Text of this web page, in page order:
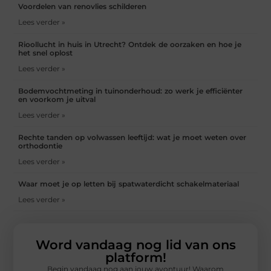
Voordelen van renovlies schilderen
Lees verder »
Rioollucht in huis in Utrecht? Ontdek de oorzaken en hoe je
het snel oplost
Lees verder »
Bodemvochtmeting in tuinonderhoud: zo werk je efficiënter
en voorkom je uitval
Lees verder »
Rechte tanden op volwassen leeftijd: wat je moet weten over
orthodontie
Lees verder »
Waar moet je op letten bij spatwaterdicht schakelmateriaal
Lees verder »
Word vandaag nog lid van ons
platform!
Begin vandaag nog aan jouw avontuur! Waarom